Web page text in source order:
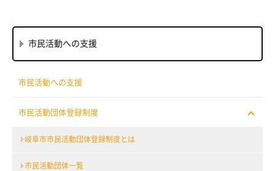
市民活動への支援
市民活動への支援
市民活動団体登録制度
岐阜市市民活動団体登録制度とは
市民活動団体一覧